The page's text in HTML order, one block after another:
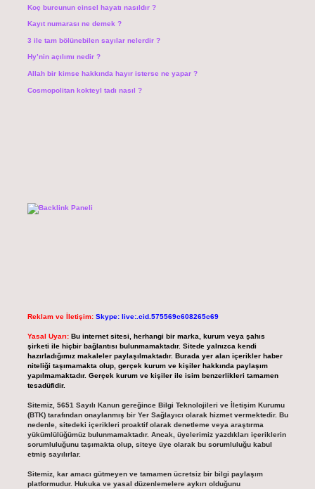
Koç burcunun cinsel hayatı nasıldır ?
Kayıt numarası ne demek ?
3 ile tam bölünebilen sayılar nelerdir ?
Hy’nin açılımı nedir ?
Allah bir kimse hakkında hayır isterse ne yapar ?
Cosmopolitan kokteyl tadı nasıl ?
Reklam ve İletişim: Skype: live:.cid.575569c608265c69
Yasal Uyarı: Bu internet sitesi, herhangi bir marka, kurum veya şahıs
şirketi ile hiçbir bağlantısı bulunmamaktadır. Sitede yalnızca kendi
hazırladığımız makaleler paylaşılmaktadır. Burada yer alan içerikler haber
niteliği taşımamakta olup, gerçek kurum ve kişiler hakkında paylaşım
yapılmamaktadır. Gerçek kurum ve kişiler ile isim benzerlikleri tamamen
tesadüfidir.
Sitemiz, 5651 Sayılı Kanun gereğince Bilgi Teknolojileri ve İletişim Kurumu
(BTK) tarafından onaylanmış bir Yer Sağlayıcı olarak hizmet vermektedir. Bu
nedenle, sitedeki içerikleri proaktif olarak denetleme veya araştırma
yükümlülüğümüz bulunmamaktadır. Ancak, üyelerimiz yazdıkları içeriklerin
sorumluluğunu taşımakta olup, siteye üye olarak bu sorumluluğu kabul
etmiş sayılırlar.
Sitemiz, kar amacı gütmeyen ve tamamen ücretsiz bir bilgi paylaşım
platformudur. Hukuka ve yasal düzenlemelere aykırı olduğunu